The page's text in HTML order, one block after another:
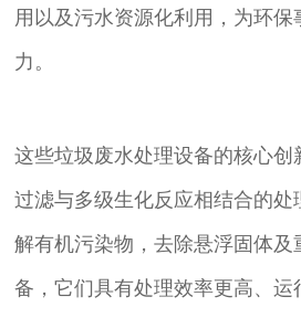
用以及污水资源化利用，为环
力。
这些垃圾废水处理设备的核心
过滤与多级生化反应相结合的处
解有机污染物，去除悬浮固体及
备，它们具有处理效率更高、